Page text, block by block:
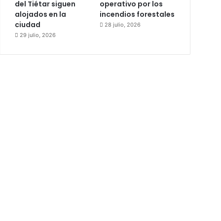
del Tiétar siguen
alojados en la
ciudad
29 julio, 2026
operativo por los
incendios forestales
28 julio, 2026